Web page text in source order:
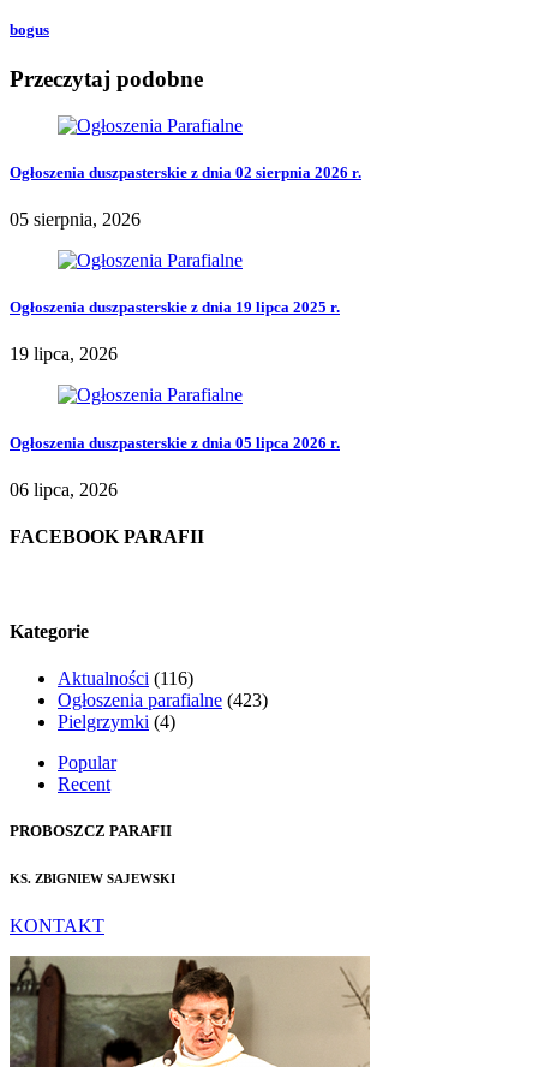
bogus
Przeczytaj podobne
Ogłoszenia duszpasterskie z dnia 02 sierpnia 2026 r.
05 sierpnia, 2026
Ogłoszenia duszpasterskie z dnia 19 lipca 2025 r.
19 lipca, 2026
Ogłoszenia duszpasterskie z dnia 05 lipca 2026 r.
06 lipca, 2026
FACEBOOK PARAFII
Kategorie
Aktualności (116)
Ogłoszenia parafialne (423)
Pielgrzymki (4)
Popular
Recent
PROBOSZCZ PARAFII
KS. ZBIGNIEW SAJEWSKI
KONTAKT